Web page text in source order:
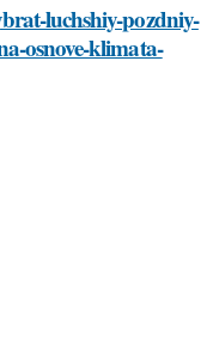
luchshiy-pozdniy-
osnove-klimata-